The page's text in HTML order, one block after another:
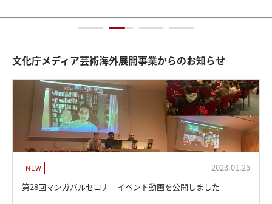
2013
文化庁メディア芸術海外展開事業からのお知らせ
NEW
2023.01.25
第28回マンガバルセロナ イベント動画を公開しました